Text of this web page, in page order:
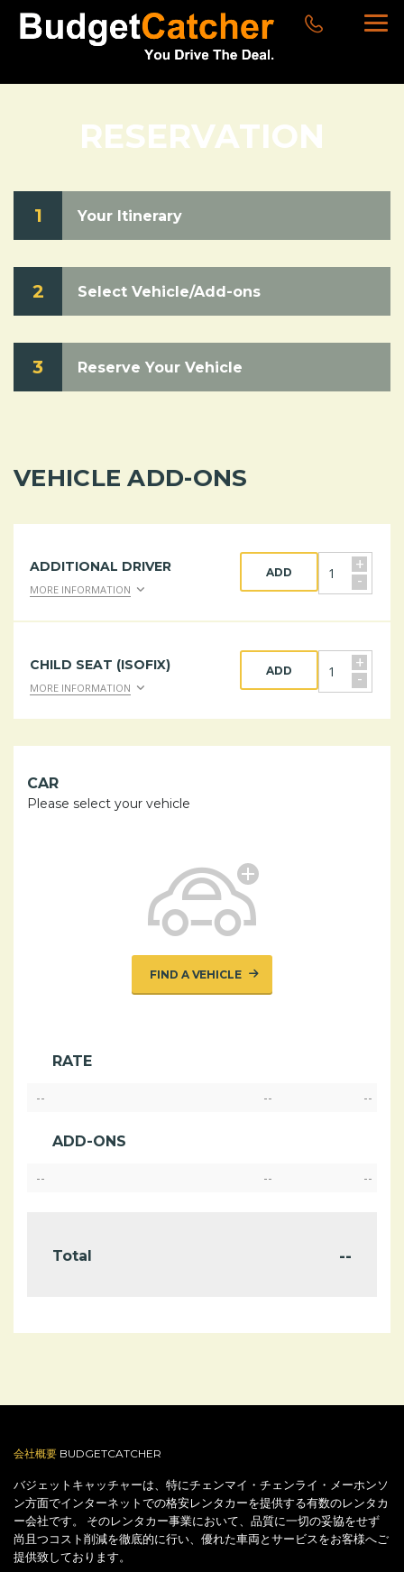
RESERVATION
1 Your Itinerary
2 Select Vehicle/Add-ons
3 Reserve Your Vehicle
VEHICLE ADD-ONS
ADDITIONAL DRIVER
MORE INFORMATION
+
-
ADD
CHILD SEAT (ISOFIX)
MORE INFORMATION
+
-
ADD
CAR
Please select your vehicle
FIND A VEHICLE
RATE
-- -- --
ADD-ONS
-- -- --
Total --
会社概要 BUDGETCATCHER
バジェットキャッチャーは、特にチェンマイ・チェンライ・メーホンソ
ン方面でインターネットでの格安レンタカーを提供する有数のレンタカ
ー会社です。 そのレンタカー事業において、品質に一切の妥協をせず
尚且つコスト削減を徹底的に行い、優れた車両とサービスをお客様へご
提供致しております。